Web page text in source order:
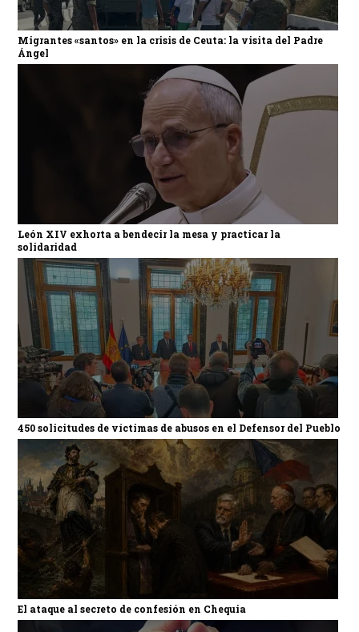
Migrantes «santos» en la crisis de Ceuta: la visita del Padre
Ángel
León XIV exhorta a bendecir la mesa y practicar la
solidaridad
450 solicitudes de víctimas de abusos en el Defensor del Pueblo
El ataque al secreto de confesión en Chequia